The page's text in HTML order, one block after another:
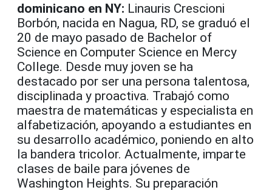
dominicano en NY: Linauris Crescioni
Borbón, nacida en Nagua, RD, se graduó el
20 de mayo pasado de Bachelor of
Science en Computer Science en Mercy
College. Desde muy joven se ha
destacado por ser una persona talentosa,
disciplinada y proactiva. Trabajó como
maestra de matemáticas y especialista en
alfabetización, apoyando a estudiantes en
su desarrollo académico, poniendo en alto
la bandera tricolor. Actualmente, imparte
clases de baile para jóvenes de
Washington Heights. Su preparación